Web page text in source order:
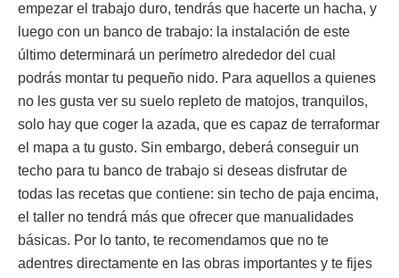
empezar el trabajo duro, tendrás que hacerte un hacha, y
luego con un banco de trabajo: la instalación de este
último determinará un perímetro alrededor del cual
podrás montar tu pequeño nido. Para aquellos a quienes
no les gusta ver su suelo repleto de matojos, tranquilos,
solo hay que coger la azada, que es capaz de terraformar
el mapa a tu gusto. Sin embargo, deberá conseguir un
techo para tu banco de trabajo si deseas disfrutar de
todas las recetas que contiene: sin techo de paja encima,
el taller no tendrá más que ofrecer que manualidades
básicas. Por lo tanto, te recomendamos que no te
adentres directamente en las obras importantes y te fijes